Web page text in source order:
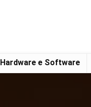
Hardware e Software